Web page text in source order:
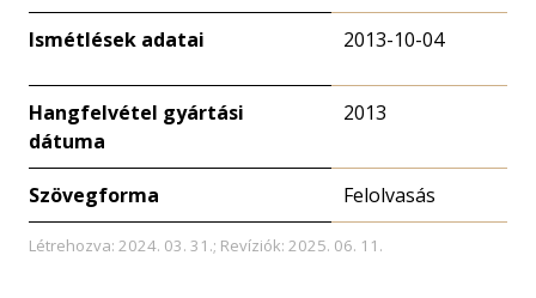
Ismétlések adatai 2013-10-04
Hangfelvétel gyártási
dátuma
2013
Szövegforma Felolvasás
Létrehozva: 2024. 03. 31.; Revíziók: 2025. 06. 11.